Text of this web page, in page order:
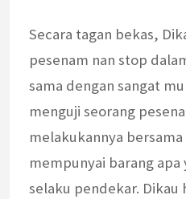
Secara tagan bekas,
pesenam nan stop
sama dengan sangat
menguji seorang
melakukannya
mempunyai barang
selaku pendekar. Dikau